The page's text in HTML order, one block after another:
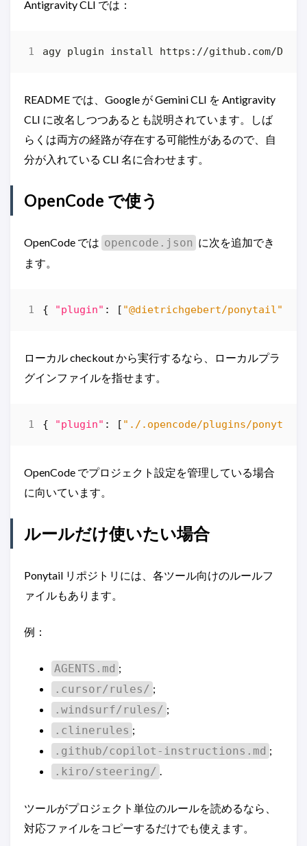
Antigravity CLI では：
README では、Google が Gemini CLI を Antigravity
CLI に改名しつつあるとも説明されています。しば
らくは両方の経路が存在する可能性があるので、自
分が入れている CLI 名に合わせます。
OpenCode で使う
OpenCode では opencode.json に次を追加でき
ます。
{ "plugin" : [ "@dietrichgebert/ponytail"
ローカル checkout から実行するなら、ローカルプラ
グインファイルを指せます。
{ "plugin" : [ "./.opencode/plugins/
OpenCode でプロジェクト設定を管理している場合
に向いています。
ルールだけ使いたい場合
Ponytail リポジトリには、各ツール向けのルールフ
ァイルもあります。
例：
AGENTS.md ;
.cursor/rules/ ;
.windsurf/rules/ ;
.clinerules ;
.github/copilot-instructions.md ;
.kiro/steering/ .
ツールがプロジェクト単位のルールを読めるなら、
対応ファイルをコピーするだけでも使えます。